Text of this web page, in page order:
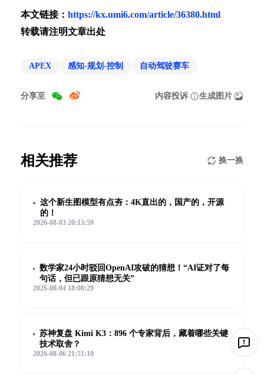
本文链接： https://kx.umi6.com/article/36380.html
转载请注明文章出处
APEX 感知-规划-控制 自动驾驶赛车
分享至 内容投诉 生成图片
相关推荐 换一换
这个新生图模型有点夯：4K直出的，国产的，开源
的！
2026-08-03 20:13:59
数学家24小时驳回OpenAI攻破的猜想！“AI证对了每
句话，但已跟原猜想无关”
2026-08-04 18:08:29
苏神复盘 Kimi K3：896 个专家背后，藏着哪些关键
技术取舍？
2026-08-06 21:51:10